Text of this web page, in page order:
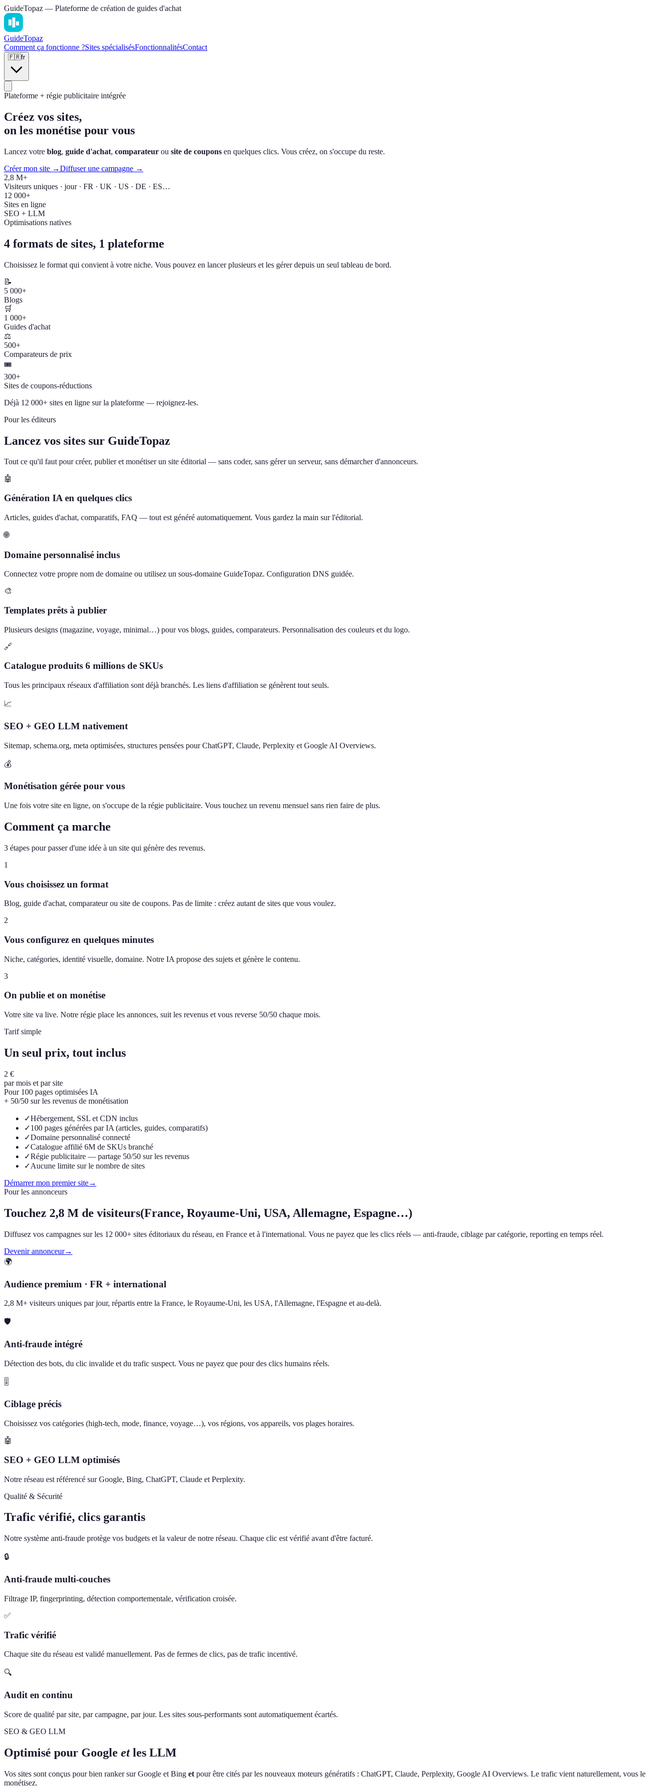
GuideTopaz — Plateforme de création de guides d'achat
GuideTopaz
Comment ça fonctionne ?Sites spécialisésFonctionnalitésContact
🇫🇷fr
Plateforme + régie publicitaire intégrée
Créez vos sites,
on les monétise pour vous
Lancez votre blog, guide d'achat, comparateur ou site de coupons en quelques clics. Vous créez, on s'occupe du reste.
Créer mon site →Diffuser une campagne →
2,8 M+
Visiteurs uniques · jour · FR · UK · US · DE · ES…
12 000+
Sites en ligne
SEO + LLM
Optimisations natives
4 formats de sites, 1 plateforme
Choisissez le format qui convient à votre niche. Vous pouvez en lancer plusieurs et les gérer depuis un seul tableau de bord.
📝
5 000+
Blogs
🛒
1 000+
Guides d'achat
⚖️
500+
Comparateurs de prix
🎟️
300+
Sites de coupons-réductions
Déjà 12 000+ sites en ligne sur la plateforme — rejoignez-les.
Pour les éditeurs
Lancez vos sites sur GuideTopaz
Tout ce qu'il faut pour créer, publier et monétiser un site éditorial — sans coder, sans gérer un serveur, sans démarcher d'annonceurs.
🤖
Génération IA en quelques clics
Articles, guides d'achat, comparatifs, FAQ — tout est généré automatiquement. Vous gardez la main sur l'éditorial.
🌐
Domaine personnalisé inclus
Connectez votre propre nom de domaine ou utilisez un sous-domaine GuideTopaz. Configuration DNS guidée.
🎨
Templates prêts à publier
Plusieurs designs (magazine, voyage, minimal…) pour vos blogs, guides, comparateurs. Personnalisation des couleurs et du logo.
🔗
Catalogue produits 6 millions de SKUs
Tous les principaux réseaux d'affiliation sont déjà branchés. Les liens d'affiliation se génèrent tout seuls.
📈
SEO + GEO LLM nativement
Sitemap, schema.org, meta optimisées, structures pensées pour ChatGPT, Claude, Perplexity et Google AI Overviews.
💰
Monétisation gérée pour vous
Une fois votre site en ligne, on s'occupe de la régie publicitaire. Vous touchez un revenu mensuel sans rien faire de plus.
Comment ça marche
3 étapes pour passer d'une idée à un site qui génère des revenus.
1
Vous choisissez un format
Blog, guide d'achat, comparateur ou site de coupons. Pas de limite : créez autant de sites que vous voulez.
2
Vous configurez en quelques minutes
Niche, catégories, identité visuelle, domaine. Notre IA propose des sujets et génère le contenu.
3
On publie et on monétise
Votre site va live. Notre régie place les annonces, suit les revenus et vous reverse 50/50 chaque mois.
Tarif simple
Un seul prix, tout inclus
2 €
par mois et par site
Pour 100 pages optimisées IA
+ 50/50 sur les revenus de monétisation
✓Hébergement, SSL et CDN inclus
✓100 pages générées par IA (articles, guides, comparatifs)
✓Domaine personnalisé connecté
✓Catalogue affilié 6M de SKUs branché
✓Régie publicitaire — partage 50/50 sur les revenus
✓Aucune limite sur le nombre de sites
Démarrer mon premier site→
Pour les annonceurs
Touchez 2,8 M de visiteurs(France, Royaume-Uni, USA, Allemagne, Espagne…)
Diffusez vos campagnes sur les 12 000+ sites éditoriaux du réseau, en France et à l'international. Vous ne payez que les clics réels — anti-fraude, ciblage par catégorie, reporting en temps réel.
Devenir annonceur→
🌍
Audience premium · FR + international
2,8 M+ visiteurs uniques par jour, répartis entre la France, le Royaume-Uni, les USA, l'Allemagne, l'Espagne et au-delà.
🛡️
Anti-fraude intégré
Détection des bots, du clic invalide et du trafic suspect. Vous ne payez que pour des clics humains réels.
🎚️
Ciblage précis
Choisissez vos catégories (high-tech, mode, finance, voyage…), vos régions, vos appareils, vos plages horaires.
🤖
SEO + GEO LLM optimisés
Notre réseau est référencé sur Google, Bing, ChatGPT, Claude et Perplexity.
Qualité & Sécurité
Trafic vérifié, clics garantis
Notre système anti-fraude protège vos budgets et la valeur de notre réseau. Chaque clic est vérifié avant d'être facturé.
🔒
Anti-fraude multi-couches
Filtrage IP, fingerprinting, détection comportementale, vérification croisée.
✅
Trafic vérifié
Chaque site du réseau est validé manuellement. Pas de fermes de clics, pas de trafic incentivé.
🔍
Audit en continu
Score de qualité par site, par campagne, par jour. Les sites sous-performants sont automatiquement écartés.
SEO & GEO LLM
Optimisé pour Google et les LLM
Vos sites sont conçus pour bien ranker sur Google et Bing et pour être cités par les nouveaux moteurs génératifs : ChatGPT, Claude, Perplexity, Google AI Overviews. Le trafic vient naturellement, vous le
monétisez.